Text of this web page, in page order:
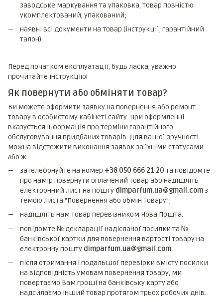
заводське маркування та упаковка, товар повністю
укомплектований, упакований;
наявні всі документи на товар (інструкції, гарантійний
талон).
Перед початком експлуатації, будь ласка, уважно
прочитайте інструкцію!
Як повернути або обміняти товар?
Ви можете оформити заявку на повернення або ремонт
товару в особистому кабінеті сайту. При оформленні
вказується інформація про терміни гарантійного
обслуговування придбаних товарів. Для вашої зручності
можна відстежити виконання заявок за їхніми статусами.
Або ж:
зателефонуйте на номер +38 050 666 21 20 та повідомте
про намір повернути оплачений товар або надішліть
електронний лист на пошту dimparfum.ua@gmail.com з
темою листа "Повернення або обмін товару";
надішліть нам товар перевізником Нова Пошта.
повідомте № декларації надісланої посилки та №
банківської картки для повернення вартості товару на
електронну пошту dimparfum.ua@gmail.com
після отримання і подальшої перевірки вмісту посилки
на відповідність умовам повернення товару, ми
повертаємо Вам гроші на банківську карту або
надсилаємо інший товар протягом трьох робочих днів.